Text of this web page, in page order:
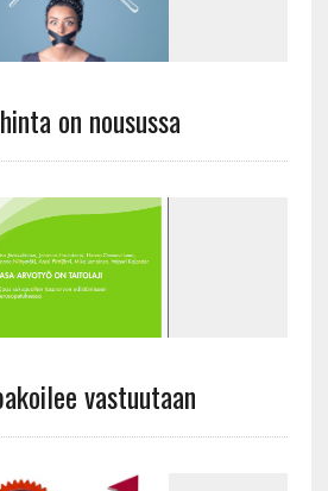
on nousussa
vastuutaan